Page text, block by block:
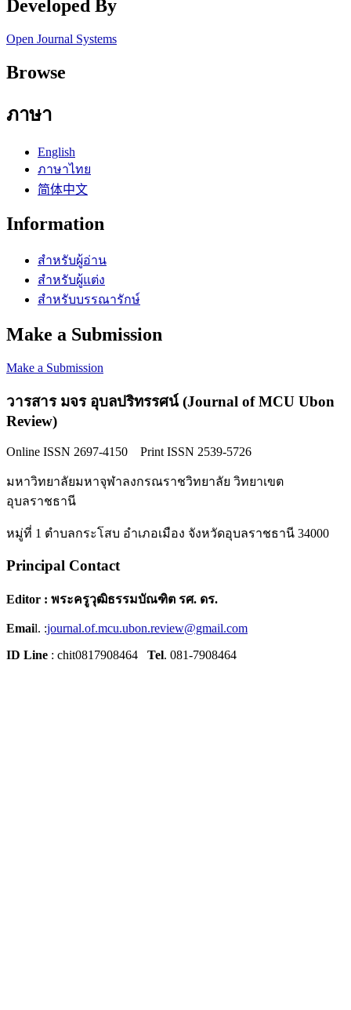
Developed By
Open Journal Systems
Browse
ภาษา
English
ภาษาไทย
简体中文
Information
สำหรับผู้อ่าน
สำหรับผู้แต่ง
สำหรับบรรณารักษ์
Make a Submission
Make a Submission
วารสาร มจร อุบลปริทรรศน์ (Journal of MCU Ubon
Review)
Online ISSN 2697-4150 Print ISSN 2539-5726
มหาวิทยาลัยมหาจุฬาลงกรณราชวิทยาลัย วิทยาเขต
อุบลราชธานี
หมู่ที่ 1 ตำบลกระโสบ อำเภอเมือง จังหวัดอุบลราชธานี 34000
Principal Contact
Editor : พระครูวุฒิธรรมบัณฑิต รศ. ดร.
Email. :journal.of.mcu.ubon.review@gmail.com
ID Line : chit0817908464 Tel. 081-7908464